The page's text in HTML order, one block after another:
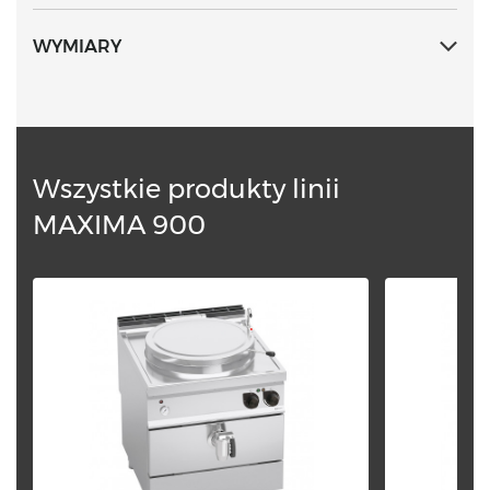
zasilania oraz lampka kontrolna osiąganej
temperatury. Podwójna pokrywa.
WYMIARY
Wszystkie produkty linii
MAXIMA 900